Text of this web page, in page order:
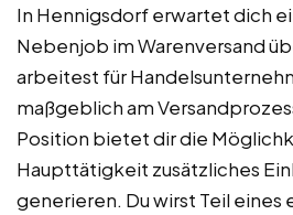
In Hennigsdorf erwartet dich
Nebenjob im Warenversand
arbeitest für
maßgeblich am
Position bietet dir die
Haupttätigkeit zusätzliches
generieren. Du wirst Teil eines